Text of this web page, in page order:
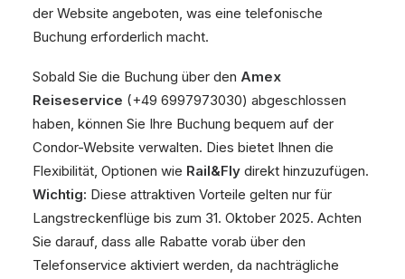
der Website angeboten, was eine telefonische
Buchung erforderlich macht.
Sobald Sie die Buchung über den Amex
Reiseservice (+49 6997973030) abgeschlossen
haben, können Sie Ihre Buchung bequem auf der
Condor-Website verwalten. Dies bietet Ihnen die
Flexibilität, Optionen wie Rail&Fly direkt hinzuzufügen.
Wichtig: Diese attraktiven Vorteile gelten nur für
Langstreckenflüge bis zum 31. Oktober 2025. Achten
Sie darauf, dass alle Rabatte vorab über den
Telefonservice aktiviert werden, da nachträgliche